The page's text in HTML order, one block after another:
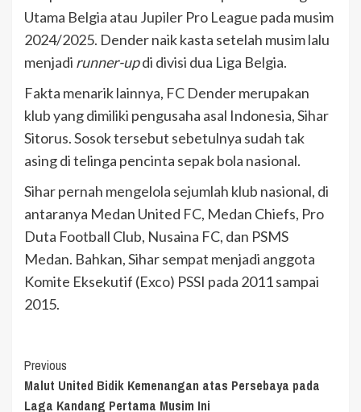
Utama Belgia atau Jupiler Pro League pada musim
2024/2025. Dender naik kasta setelah musim lalu
menjadi runner-updi divisi dua Liga Belgia.
Fakta menarik lainnya, FC Dender merupakan
klub yang dimiliki pengusaha asal Indonesia, Sihar
Sitorus. Sosok tersebut sebetulnya sudah tak
asing di telinga pencinta sepak bola nasional.
Sihar pernah mengelola sejumlah klub nasional, di
antaranya Medan United FC, Medan Chiefs, Pro
Duta Football Club, Nusaina FC, dan PSMS
Medan. Bahkan, Sihar sempat menjadi anggota
Komite Eksekutif (Exco) PSSI pada 2011 sampai
2015.
Continue
Reading
Previous
Malut United Bidik Kemenangan atas Persebaya pada
Laga Kandang Pertama Musim Ini